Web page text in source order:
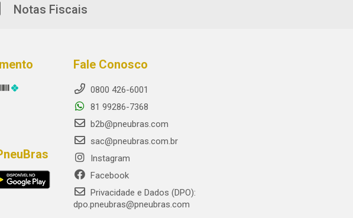
Notas Fiscais
Fale Conosco
0800 426-6001
81 99286-7368
b2b@pneubras.com
sac@pneubras.com.br
Instagram
Facebook
Privacidade e Dados (DPO):
dpo.pneubras@pneubras.com